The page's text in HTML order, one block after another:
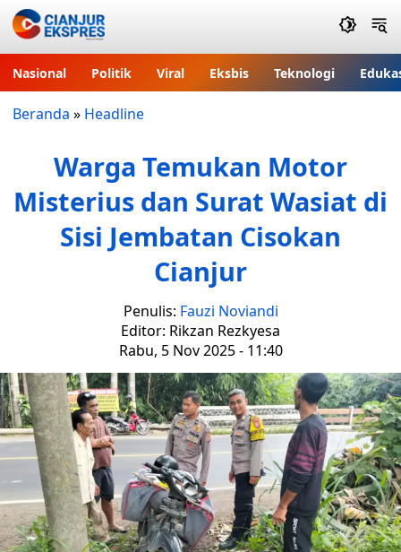
Nasional Politik Viral Eksbis Teknologi
Beranda » Headline
Warga Temukan Motor
Misterius dan Surat Wasiat di
Sisi Jembatan Cisokan
Cianjur
Penulis: Fauzi Noviandi
Editor: Rikzan Rezkyesa
Rabu, 5 Nov 2025 - 11:40